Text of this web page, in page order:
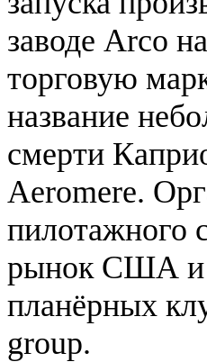
заводе Arco
торговую
название
смерти
Aeromere.
пилотажного
рынок США и
планёрных
group.